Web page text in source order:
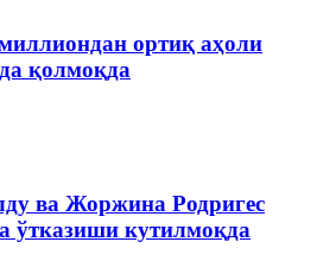
ортиқ аҳоли
қолмоқда
ва Жоржина Родригес
ўтказиши кутилмоқда